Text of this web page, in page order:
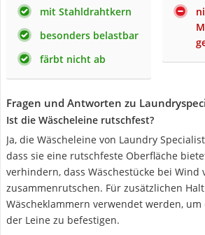
mit Stahldrahtkern
besonders belastbar
färbt nicht ab
Fragen und Antworten zu
Ist die Wäscheleine rutschfest?
Ja, die Wäscheleine von Laundry
dass sie eine rutschfeste Oberfläche
verhindern, dass Wäschestücke bei Wind
zusammenrutschen. Für zusätzlichen
Wäscheklammern verwendet werden, um
der Leine zu befestigen.